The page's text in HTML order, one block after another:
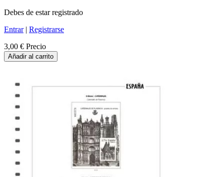
Debes de estar registrado
Entrar| Registrarse
3,00 € Precio
Añadir al carrito